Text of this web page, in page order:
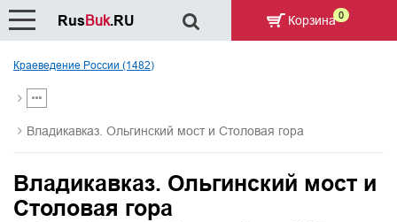
Краеведение России (1482)
Владикавказ. Ольгинский мост и Столовая гора
Владикавказ. Ольгинский мост и
Столовая гора
RusBuk.RU Корзина 0